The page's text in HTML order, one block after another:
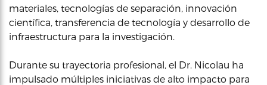
materiales, tecnologías de separación, innovación
científica, transferencia de tecnología y desarrollo de
infraestructura para la investigación.
Durante su trayectoria profesional, el Dr. Nicolau ha
impulsado múltiples iniciativas de alto impacto para